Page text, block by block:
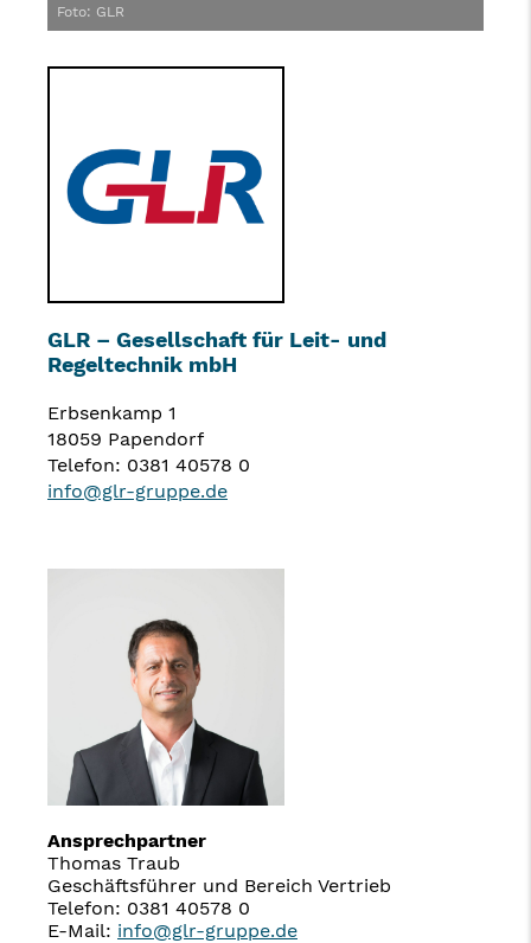
Foto: GLR
GLR – Gesellschaft für Leit- und
Regeltechnik mbH
Erbsenkamp 1
18059 Papendorf
Telefon: 0381 40578 0
info@glr-gruppe.de
Ansprechpartner
Thomas Traub
Geschäftsführer und Bereich Vertrieb
Telefon: 0381 40578 0
E-Mail: info@glr-gruppe.de